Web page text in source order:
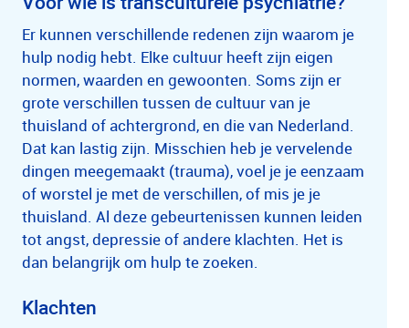
Er kunnen verschillende redenen zijn waarom je
hulp nodig hebt. Elke cultuur heeft zijn eigen
normen, waarden en gewoonten. Soms zijn er
grote verschillen tussen de cultuur van je
thuisland of achtergrond, en die van Nederland.
Dat kan lastig zijn. Misschien heb je vervelende
dingen meegemaakt (trauma), voel je je eenzaam
of worstel je met de verschillen, of mis je je
thuisland. Al deze gebeurtenissen kunnen leiden
tot angst, depressie of andere klachten. Het is
dan belangrijk om hulp te zoeken.
Klachten